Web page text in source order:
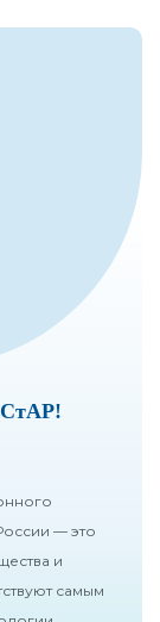
СтАР!
— это
и
самым